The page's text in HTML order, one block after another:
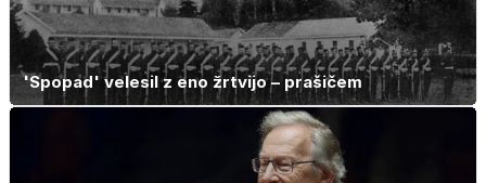
'Spopad' velesil z eno žrtvijo – prašičem